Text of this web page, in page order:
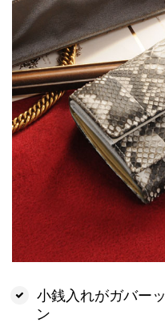
小銭入れがガバー
ン